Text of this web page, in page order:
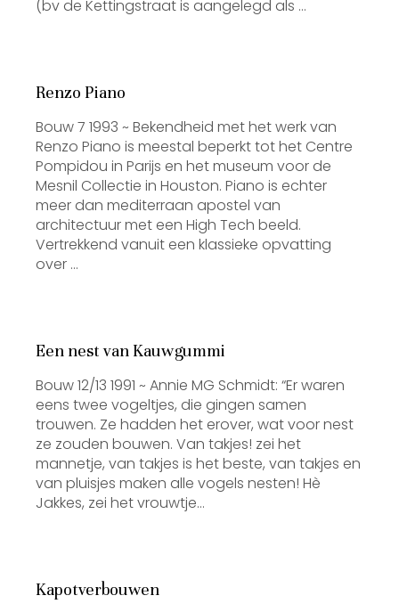
(bv de Kettingstraat is aangelegd als …
Renzo Piano
Bouw 7 1993 ~ Bekendheid met het werk van
Renzo Piano is meestal beperkt tot het Centre
Pompidou in Parijs en het museum voor de
Mesnil Collectie in Houston. Piano is echter
meer dan mediterraan apostel van
architectuur met een High Tech beeld.
Vertrekkend vanuit een klassieke opvatting
over …
Een nest van Kauwgummi
Bouw 12/13 1991 ~ Annie MG Schmidt: “Er waren
eens twee vogeltjes, die gingen samen
trouwen. Ze hadden het erover, wat voor nest
ze zouden bouwen. Van takjes! zei het
mannetje, van takjes is het beste, van takjes en
van pluisjes maken alle vogels nesten! Hè
Jakkes, zei het vrouwtje…
Kapotverbouwen